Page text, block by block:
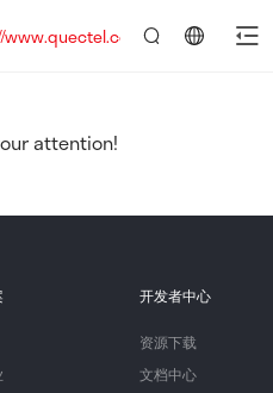
attention!
开发者中心
资源下载
文档中心